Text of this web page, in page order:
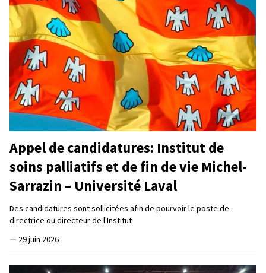
Appel de candidatures: Institut de
soins palliatifs et de fin de vie Michel-
Sarrazin – Université Laval
Des candidatures sont sollicitées afin de pourvoir le poste de
directrice ou directeur de l'Institut
— 29 juin 2026